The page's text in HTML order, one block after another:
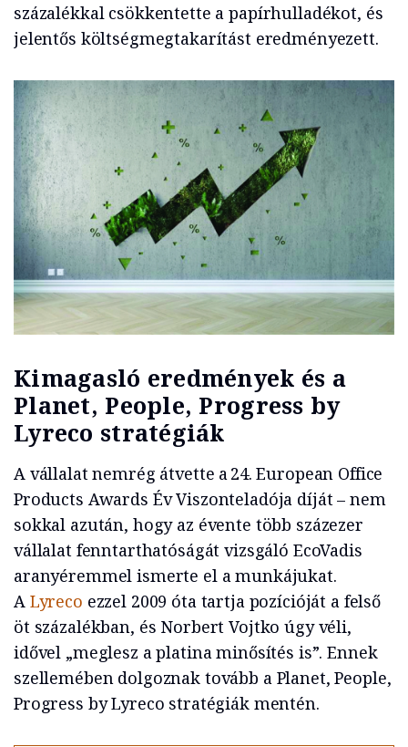
százalékkal csökkentette a papírhulladékot, és
jelentős költségmegtakarítást eredményezett.
Kimagasló eredmények és a
Planet, People, Progress by
Lyreco stratégiák
A vállalat nemrég átvette a 24. European Office
Products Awards Év Viszonteladója díját – nem
sokkal azután, hogy az évente több százezer
vállalat fenntarthatóságát vizsgáló EcoVadis
aranyéremmel ismerte el a munkájukat.
A Lyreco ezzel 2009 óta tartja pozícióját a felső
öt százalékban, és Norbert Vojtko úgy véli,
idővel „meglesz a platina minősítés is”. Ennek
szellemében dolgoznak tovább a Planet, People,
Progress by Lyreco stratégiák mentén.